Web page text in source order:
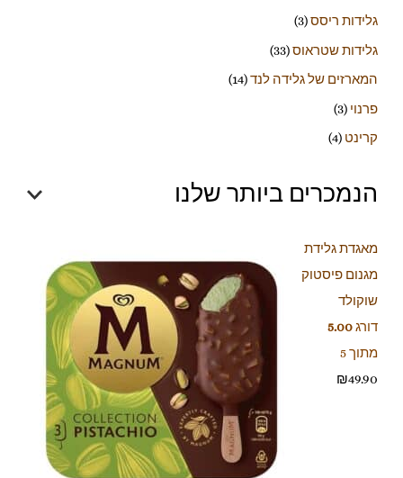
גלידות ריסס(3)
גלידות שטראוס(33)
המארזים של גלידה לנד(14)
פרנוי (3)
קרינט (4)
הנמכרים ביותר שלנו
מאגדת גלידת
מגנום פיסטוק
שוקולד
דורג5.00
מתוך 5
₪49.90